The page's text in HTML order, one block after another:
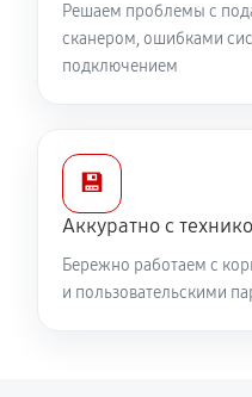
Решаем проблемы с
сканером, ошибками
подключением
💾
Аккуратно с
Бережно работаем с
и пользовательскими